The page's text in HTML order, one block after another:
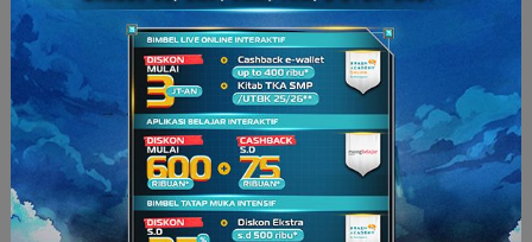
karya yang diciptakannya. Setiap pengarang, pasti punya
nuansa sendiri dalam menciptakan karya mereka.
Falsafah Hidup Pengarang
Sama seperti biografi pengarang, falsafah hidup setiap
pengarang naskah drama juga berbeda-beda. Apa itu
falsafah hidup? Falsafah hidup adalah pandangan hidup,
gagasan, ide, dan sikap batin yang dimiliki setiap manusia. Hal